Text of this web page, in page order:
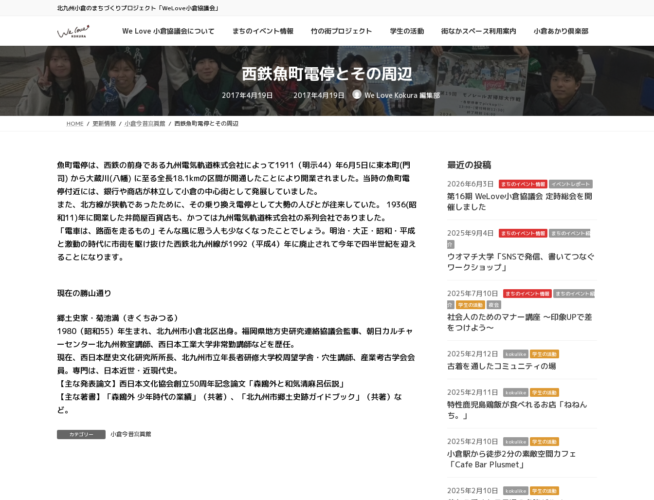
ッ
移
北九州小倉のまちづくりプロジェクト「WeLove小倉協議会」
We Love 小倉協議会について まちのイベント情報 竹の街プロジェクト 学生の活動 街なかスペース利用案内 小倉あかり倶楽部
西鉄魚町電停とその周辺
2017年4月19日 最
終
更
新
日
2017年4月19日 We Love Kokura 編集部
HOME 更新情報 小倉今昔寫眞館 西鉄魚町電停とその周辺
魚町電停は、西鉄の前身である九州電気軌道株式会社によって1911（明示44）年6月5日に東本町(門
司) から大蔵川(八幡) に至る全長18.1kmの区間が開通したことにより開業されました。当時の魚町電
停付近には、銀行や商店が林立して小倉の中心街として発展していました。
また、北方線が狭軌であったために、その乗り換え電停として大勢の人びとが往来していた。 1936(昭
和11)年に開業した井筒屋百貨店も、かつては九州電気軌道株式会社の系列会社でありました。
「電車は、路面を走るもの」そんな風に思う人も少なくなったことでしょう。明治・大正・昭和・平成
と激動の時代に市街を駆け抜けた西鉄北九州線が1992（平成4）年に廃止されて今年で四半世紀を迎え
ることになります。
現在の勝山通り
郷土史家・菊池満（きくちみつる）
1980（昭和55）年生まれ、北九州市小倉北区出身。福岡県地方史研究連絡協議会監事、朝日カルチャ
ーセンター北九州教室講師、西日本工業大学非常勤講師などを歴任。
現在、西日本歴史文化研究所所長、北九州市立年長者研修大学校周望学舎・穴生講師、産業考古学会会
員。専門は、日本近世・近現代史。
【主な発表論文】西日本文化協会創立50周年記念論文「森鴎外と和気清麻呂伝説」
【主な著書】「森鴎外 少年時代の業績」（共著）、「北九州市郷土史跡ガイドブック」（共著）な
ど。
カテゴリー 小倉今昔寫眞館
最近の投稿
2026年6月3日 まちのイベント情報 イベントレポート
第16期 WeLove小倉協議会 定時総会を開
催しました
2025年9月4日 まちのイベント情報
まちのイベント紹
介
ウオマチ大学「SNSで発信、書いてつなぐ
ワークショップ」
2025年7月10日 まちのイベント情報
まちのイベント紹
介
学生の活動 夜会
社会人のためのマナー講座 ～印象UPで差
をつけよう～
2025年2月12日 kokulike 学生の活動
古着を通したコミュニティの場
2025年2月11日 kokulike 学生の活動
特性鹿児島鶏飯が食べれるお店「ねねん
ち。」
2025年2月10日 kokulike 学生の活動
小倉駅から徒歩2分の素敵空間カフェ
「Cafe Bar Plusmet」
2025年2月10日 kokulike 学生の活動